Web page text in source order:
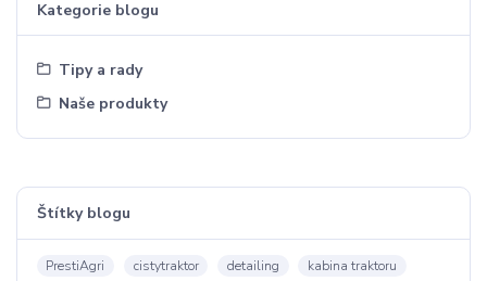
Kategorie blogu
Tipy a rady
Naše produkty
Štítky blogu
PrestiAgri cistytraktor detailing
kabina traktoru